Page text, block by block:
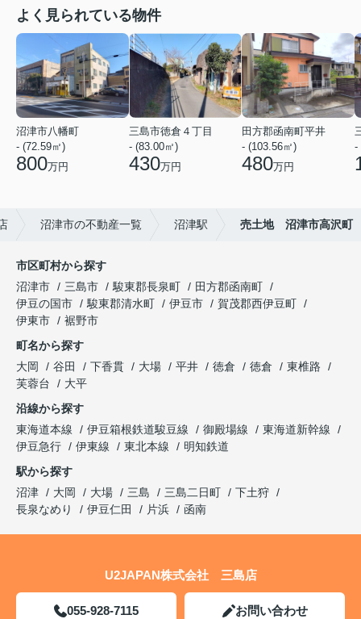
よく見られている物件
沼津市八幡町
- (72.59㎡)
800万円
三島市徳倉４丁目
- (83.00㎡)
430万円
田方郡函南町平井
- (103.56㎡)
480万円
-
沼津市の不動産一覧 沼津駅 売土地 沼津市高沢町
市区町村から探す
沼津市
三島市 駿東郡長泉町
田方郡函南町
伊豆の国市
駿東郡清水町 伊豆市
賀茂郡西伊豆町
伊東市
裾野市
町名から探す
大岡
谷田 下香貫 大場 平井 徳倉 徳倉
東椎路
芙蓉台
大平
沿線から探す
東海道本線
伊豆箱根鉄道駿豆線 御殿場線
東海道新幹線
伊豆急行
伊東線 東北本線
明知鉄道
駅から探す
沼津
大岡 大場 三島 三島二日町
下土狩
長泉なめり
伊豆仁田 片浜 函南
U2JAPAN株式会社 三島店
055-928-7115 お問い合わせ